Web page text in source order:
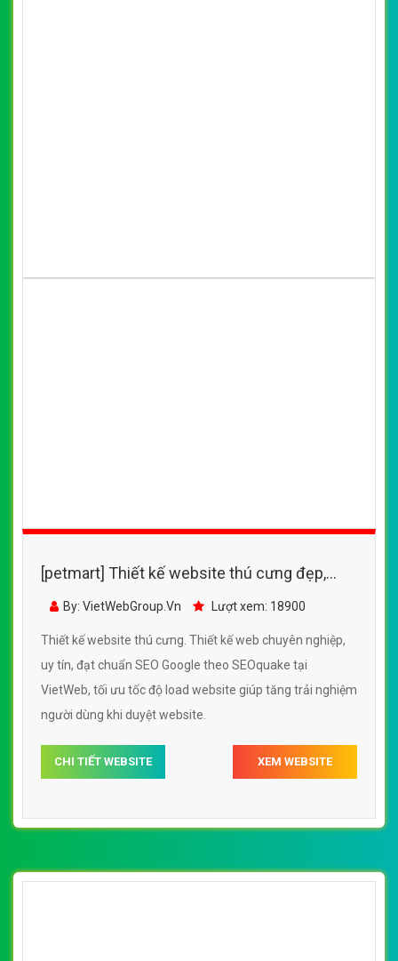
[petmart] Thiết kế website pet xinh đẹp,
chuyên nghiệp chuẩn SEO
By: VietWebGroup.Vn Lượt xem: 17110
Thiết kế website pet xinh. Thiết kế web chuyên nghiệp, uy
tối ưu tốc độ load website giúp tăng trải nghiệm người
dùng khi duyệt website.
CHI TIẾT WEBSITE XEM WEBSITE